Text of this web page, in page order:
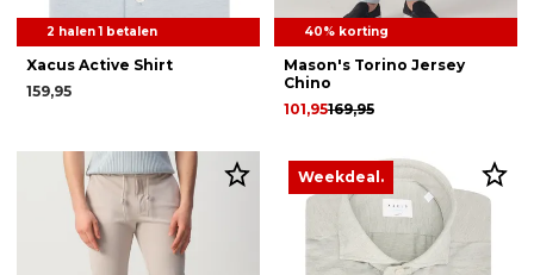
2 halen 1 betalen
Xacus Active Shirt
159,95
40% korting
Mason's Torino Jersey
Chino
169,95
101,95
Weekdeal.